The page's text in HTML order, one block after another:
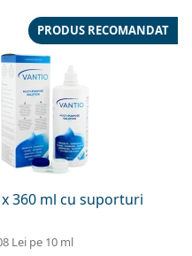
360 ml cu suporturi
PRODUS RECOMANDAT
Lei pe 10 ml